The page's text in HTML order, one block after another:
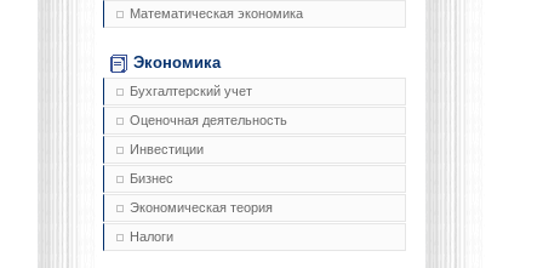
Математическая экономика
Экономика
Бухгалтерский учет
Оценочная деятельность
Инвестиции
Бизнес
Экономическая теория
Налоги